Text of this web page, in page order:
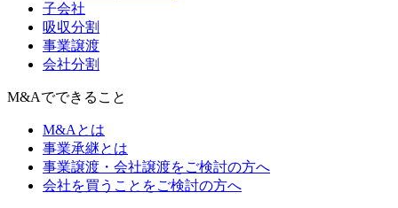
子会社
吸収分割
事業譲渡
会社分割
M&Aでできること
M&Aとは
事業承継とは
事業譲渡・会社譲渡をご検討の方へ
会社を買うことをご検討の方へ